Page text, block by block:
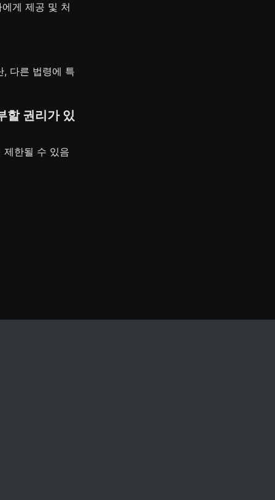
게 제공 및 처
, 다른 법령에 특
할 권리가 있
제한될 수 있음